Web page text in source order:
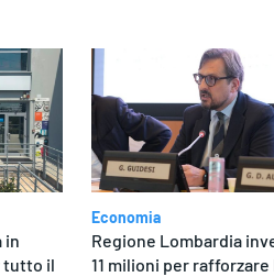
in
tutto il
Economia
Regione Lombardia
11 milioni per rafforzare